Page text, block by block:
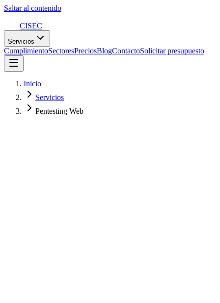
Saltar al contenido
CISEC
Servicios
CumplimientoSectoresPreciosBlogContactoSolicitar presupuesto
Inicio
Servicios
Pentesting Web